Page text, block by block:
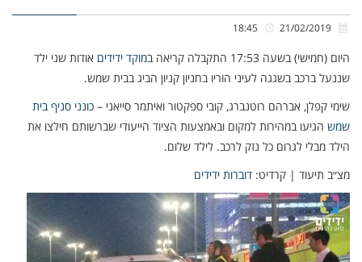
היום (חמישי) בשעה 17:53 התקבלה קריאה ב מוקד ידידים אודות שני ילד
שננעל ברכב בשגגה לעיני הוריו בחניון קניון הביג בבית שמש.
שימי קפלן, אברהם רוטנברג, קובי ספקטור ואיתמר סייאני – כונני סניף בית
שמש הגיעו במהירות למקום ובאמצעות הציוד הייעודי שברשותם חילצו את
הילד מבלי לגרום כל נזק לרכב. לילד שלום.
מצ״ב תיעוד | קרדיט: דוברות ידידים